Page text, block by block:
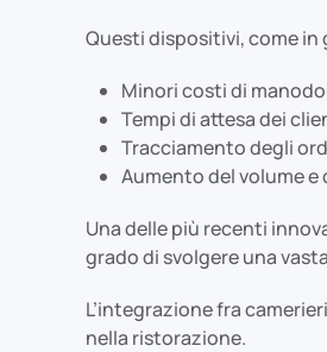
Questi dispositivi, come
Minori costi di
Tempi di attesa dei
Tracciamento degli
Aumento del volume
Una delle più recenti
grado di svolgere una
L’integrazione fra
nella ristorazione.